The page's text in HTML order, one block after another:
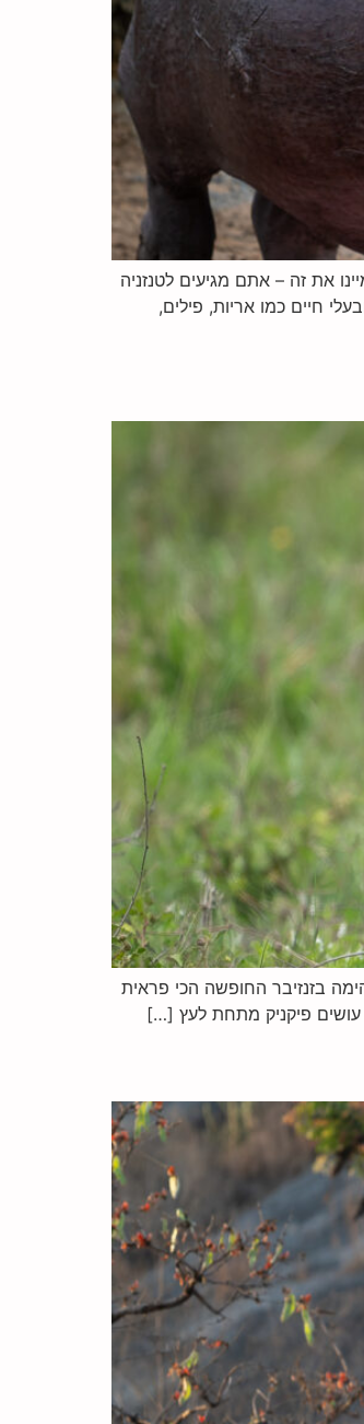
את זה – אתם מגיעים לטנזניה
חיים כמו אריות, פילים,
הכי טובות בעולם – הסרנגטי הנגורונגורו וטרנגירי – ו4 ימים חופשה מדהימה בזנזיבר החופשה הכי פראית
. עושים פיקניק מתחת לעץ […]